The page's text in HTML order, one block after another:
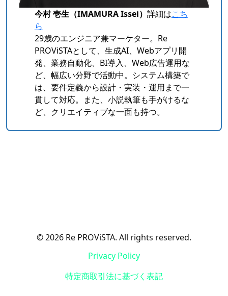
今村 壱生（IMAMURA Issei） 詳細はこち
ら
29歳のエンジニア兼マーケター。Re
PROViSTAとして、生成AI、Webアプリ開
発、業務自動化、BI導入、Web広告運用な
ど、幅広い分野で活動中。システム構築で
は、要件定義から設計・実装・運用まで一
貫して対応。また、小説執筆も手がけるな
ど、クリエイティブな一面も持つ。
© 2026 Re PROViSTA. All rights reserved.
Privacy Policy
特定商取引法に基づく表記